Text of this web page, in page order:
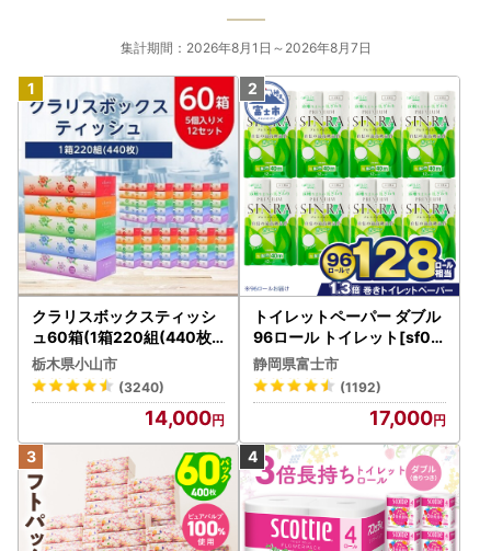
集計期間：2026年8月1日～2026年8月7日
クラリスボックスティッシ
ュ60箱(1箱220組(440枚))
(5個入り×12セット)【配送
不可地域：離島・沖縄県】
【1256759】
栃木県小山市
(3240)
14,000
トイレットペーパー ダブル
96ロール トイレット[sf00
1-012]
静岡県富士市
(1192)
17,000